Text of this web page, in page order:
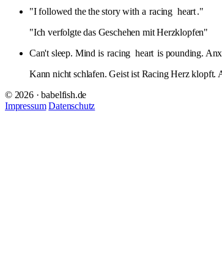
"I followed the the story with a racing heart."
"Ich verfolgte das Geschehen mit Herzklopfen"
Can't sleep. Mind is racing heart is pounding.
Kann nicht schlafen. Geist ist Racing Herz klopft.
© 2026 · babelfish.de
Impressum Datenschutz